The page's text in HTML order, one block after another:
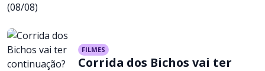
FILMES
Corrida dos Bichos vai ter